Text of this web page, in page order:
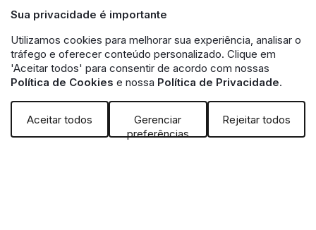
Sua privacidade é importante
Utilizamos cookies para melhorar sua experiência, analisar o
tráfego e oferecer conteúdo personalizado. Clique em
'Aceitar todos' para consentir de acordo com nossas
Política de Cookies e nossa Política de Privacidade.
Aceitar todos
Gerenciar
preferências
Rejeitar todos
expressa autorização. A violação de qualquer direito mencionado
implicará na responsabilização cível e criminal nos termos da Lei.
EXPORTAÇÃO - EIRELI - CNPJ: 30.356.735/0001-13 - Estrada das
Lágrimas 1986 loja 16 - Jd São Caetano - São Caetano do Sul - SP CEP
09580-500 - A inclusão no carrinho não garante o preço e/ou a
disponibilidade do produto. Caso os produtos apresentem
divergências de valores, o preço válido é o exibido na tela de
Powered by: